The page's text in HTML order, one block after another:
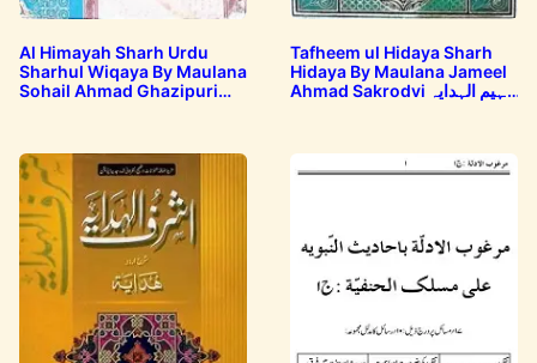
Al Himayah Sharh Urdu
Sharhul Wiqaya By Maulana
Sohail Ahmad Ghazipuri
Tafheem ul Hidaya Sharh
Hidaya By Maulana Jameel
Ahmad Sakrodvi تفہیم الہدایہ